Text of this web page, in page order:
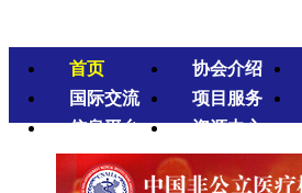
首页 协会介绍
国际交流
项目服务
信息平台
资源中心